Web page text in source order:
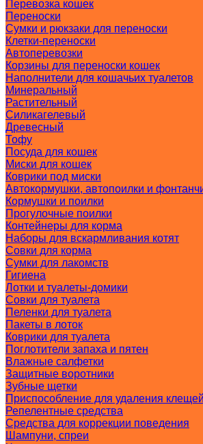
Перевозка кошек
Переноски
Сумки и рюкзаки для переноски
Клетки-переноски
Автоперевозки
Корзины для переноски кошек
Наполнители для кошачьих туалетов
Минеральный
Растительный
Силикагелевый
Древесный
Тофу
Посуда для кошек
Миски для кошек
Коврики под миски
Автокормушки, автопоилки и
Кормушки и поилки
Прогулочные поилки
Контейнеры для корма
Наборы для вскармливания котят
Совки для корма
Сумки для лакомств
Гигиена
Лотки и туалеты-домики
Совки для туалета
Пеленки для туалета
Пакеты в лоток
Коврики для туалета
Поглотители запаха и пятен
Влажные салфетки
Защитные воротники
Зубные щетки
Приспособление для удаления клещей
Репелентные средства
Средства для коррекции поведения
Шампуни, спреи